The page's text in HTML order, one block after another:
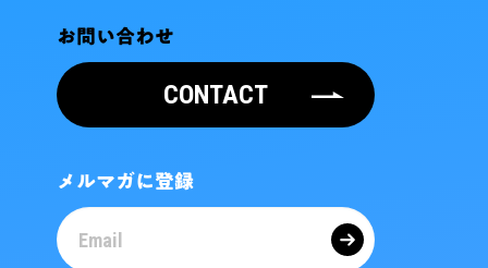
お問い合わせ
CONTACT
メルマガに登録